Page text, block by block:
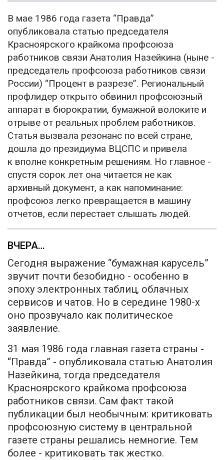
В мае 1986 года газета “Правда”
опубликовала статью председателя
Красноярского крайкома профсоюза
работников связи Анатолия Назейкина (ныне -
председатель профсоюза работников связи
России) “Процент в разрезе”. Региональный
профлидер открыто обвинил профсоюзный
аппарат в бюрократии, бумажной волоките и
отрыве от реальных проблем работников.
Статья вызвала резонанс по всей стране,
дошла до президиума ВЦСПС и привела
к вполне конкретным решениям. Но главное -
спустя сорок лет она читается не как
архивный документ, а как напоминание:
профсоюз легко превращается в машину
отчетов, если перестает слышать людей.
ВЧЕРА…
Сегодня выражение “бумажная карусель”
звучит почти безобидно - особенно в
эпоху электронных таблиц, облачных
сервисов и чатов. Но в середине 1980-х
оно прозвучало как политическое
заявление.
31 мая 1986 года главная газета страны -
“Правда” - опубликовала статью Анатолия
Назейкина, тогда председателя
Красноярского крайкома профсоюза
работников связи. Сам факт такой
публикации был необычным: критиковать
профсоюзную систему в центральной
газете страны решались немногие. Тем
более - критиковать так жестко.